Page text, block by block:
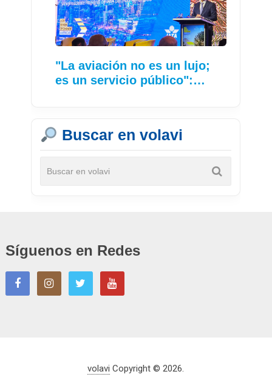
"La aviación no es un lujo;
es un servicio público":…
Buscar en volavi
Síguenos en Redes
volavi Copyright © 2026.